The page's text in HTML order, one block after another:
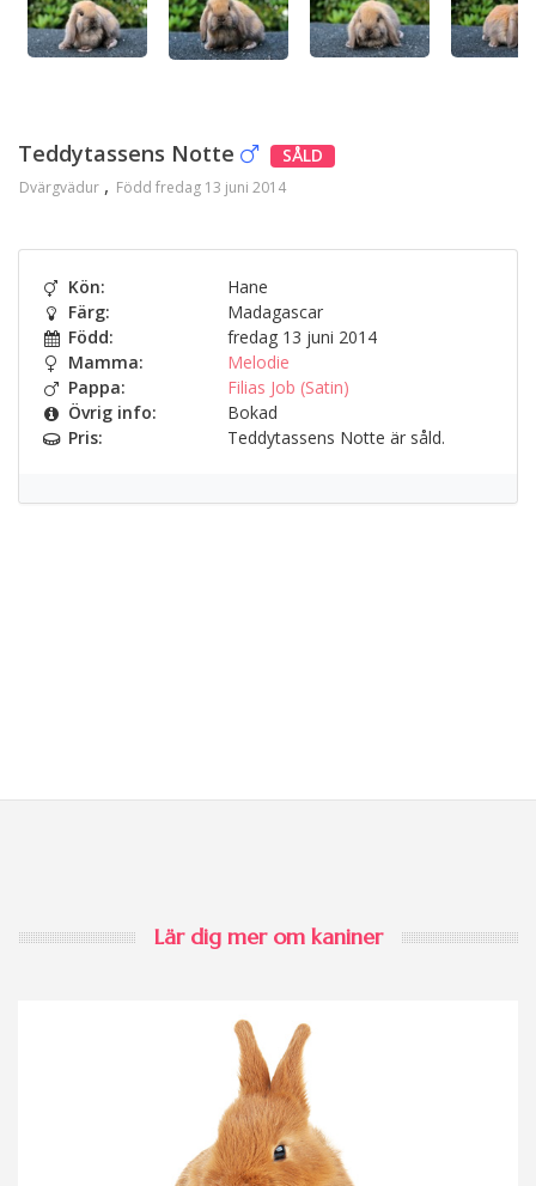
Teddytassens Notte SÅLD
Dvärgvädur Född fredag 13 juni 2014
Kön:
Hane
Färg:
Madagascar
Född:
fredag 13 juni 2014
Mamma:
Melodie
Pappa:
Filias Job (Satin)
Övrig info:
Bokad
Pris:
Teddytassens Notte är såld.
Lär dig mer om kaniner